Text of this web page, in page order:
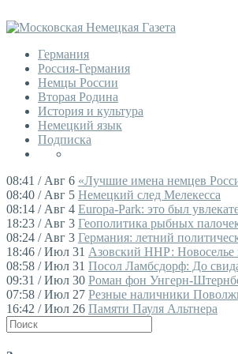
Германия
Россия-Германия
Немцы России
Вторая Родина
История и культура
Немецкий язык
Подписка
08:41 / Авг 6 «Лучшие имена немцев
08:40 / Авг 5 Немецкий след Мелекесса
08:14 / Авг 4 Europa-Park: это был
18:23 / Авг 3 Геополитика рыбных
08:24 / Авг 3 Германия: летний
18:46 / Июл 31 Азовский ННР: Новоселье
08:58 / Июл 31 Посол Ламбсдорф: До
09:31 / Июл 30 Роман фон Унгерн-
07:58 / Июл 27 Резные наличники
16:42 / Июл 26 Памяти Пауля Альтнера